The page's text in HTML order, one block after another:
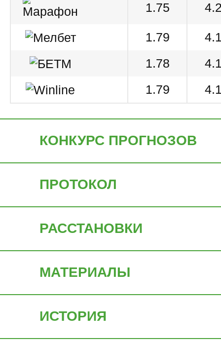
1.75
1.79
1.78
1.79
КОНКУРС ПРОГНОЗОВ
ПРОТОКОЛ
РАССТАНОВКИ
МАТЕРИАЛЫ
ИСТОРИЯ